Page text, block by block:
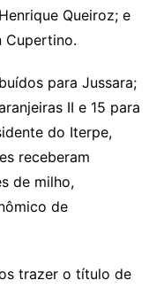
Queiroz; e
Cupertino.
para Jussara;
II e 15 para
do Iterpe,
receberam
de milho,
de
trazer o título de